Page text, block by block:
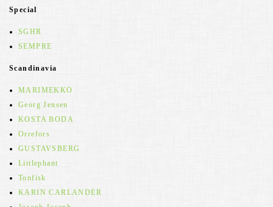
Special
SGHR
SEMPRE
Scandinavia
MARIMEKKO
Georg Jensen
KOSTA BODA
Orrefors
GUSTAVSBERG
Littlephant
Tonfisk
KARIN CARLANDER